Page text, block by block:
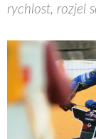
rychlost, rozjel